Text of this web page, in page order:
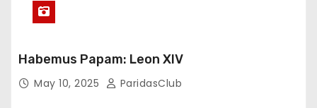
Habemus Papam: Leon XIV
May 10, 2025 ParidasClub